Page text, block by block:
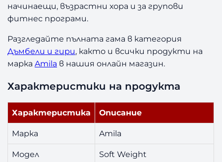
к
г
начинаещи, възрастни хора и за групови
фитнес програми.
Разгледайте пълната гама в категория
Дъмбели и гири, както и всички продукти на
маркаAmila в нашия онлайн магазин.
Характеристики на продукта
Характеристика Описание
Марка Amila
Модел Soft Weight